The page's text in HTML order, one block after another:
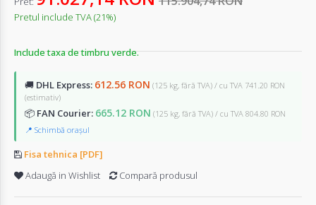
Pretul include TVA (21%)
Include taxa de timbru verde.
🚚 DHL Express: 612.56 RON (125 kg, fără TVA) / cu TVA 741.20 RON
(estimativ)
📦 FAN Courier: 665.12 RON (125 kg, fără TVA) / cu TVA 804.80 RON
📍 Schimbă orașul
Fisa tehnica [PDF]
Adaugă in Wishlist
Compară produsul